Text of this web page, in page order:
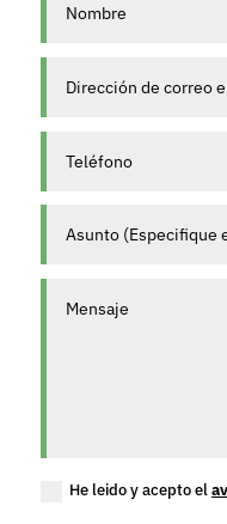
He leido y acepto el